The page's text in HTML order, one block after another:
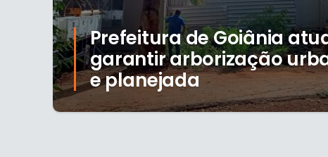
Prefeitura de Goiânia
garantir arborização
e planejada